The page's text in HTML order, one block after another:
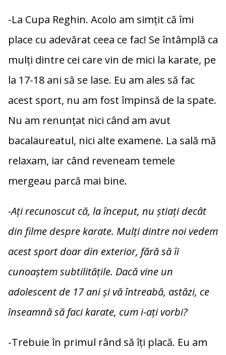
-La Cupa Reghin. Acolo am simțit că îmi
place cu adevărat ceea ce fac! Se întâmplă ca
mulți dintre cei care vin de mici la karate, pe
la 17-18 ani să se lase. Eu am ales să fac
acest sport, nu am fost împinsă de la spate.
Nu am renunțat nici când am avut
bacalaureatul, nici alte examene. La sală mă
relaxam, iar când reveneam temele
mergeau parcă mai bine.
-Ați recunoscut că, la început, nu știați decât
din filme despre karate. Mulți dintre noi vedem
acest sport doar din exterior, fără să îi
cunoaștem subtilitățile. Dacă vine un
adolescent de 17 ani și vă întreabă, astăzi, ce
înseamnă să faci karate, cum i-ați vorbi?
-Trebuie în primul rând să îți placă. Eu am